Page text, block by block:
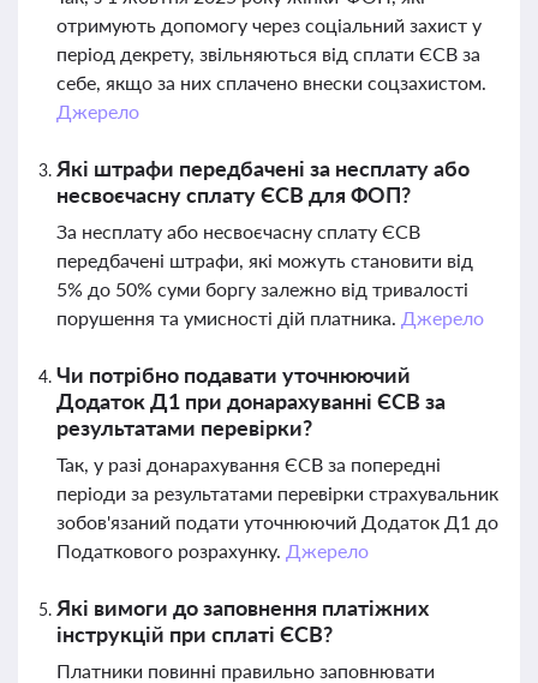
отримують допомогу через соціальний захист у
період декрету, звільняються від сплати ЄСВ за
себе, якщо за них сплачено внески соцзахистом.
Джерело
Які штрафи передбачені за несплату або
несвоєчасну сплату ЄСВ для ФОП?
За несплату або несвоєчасну сплату ЄСВ
передбачені штрафи, які можуть становити від
5% до 50% суми боргу залежно від тривалості
порушення та умисності дій платника. Джерело
Чи потрібно подавати уточнюючий
Додаток Д1 при донарахуванні ЄСВ за
результатами перевірки?
Так, у разі донарахування ЄСВ за попередні
періоди за результатами перевірки страхувальник
зобов'язаний подати уточнюючий Додаток Д1 до
Податкового розрахунку. Джерело
Які вимоги до заповнення платіжних
інструкцій при сплаті ЄСВ?
Платники повинні правильно заповнювати